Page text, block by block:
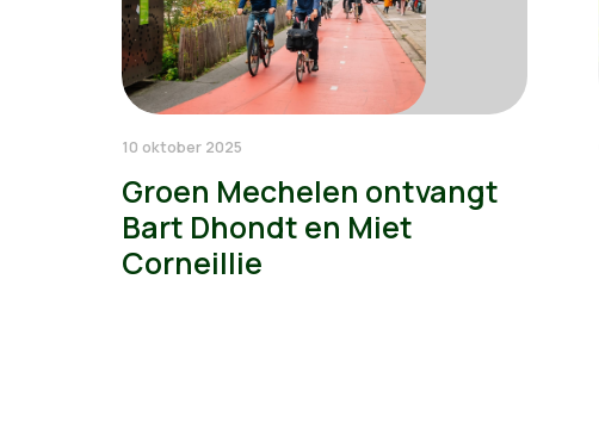
10 oktober 2025
Groen Mechelen ontvangt
Bart Dhondt en Miet
Corneillie